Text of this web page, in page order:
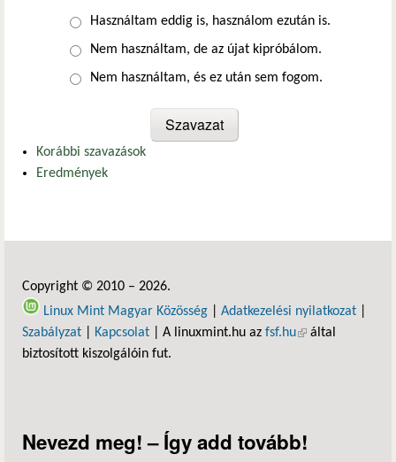
Választások
Használtam eddig is, használom ezután is.
Nem használtam, de az újat kipróbálom.
Nem használtam, és ez után sem fogom.
Korábbi szavazások
Eredmények
Copyright © 2010 – 2026.
Linux Mint Magyar Közösség
Adatkezelési nyilatkozat
Szabályzat
Kapcsolat | A linuxmint.hu az fsf.hu(külső hivatkozás)
által
biztosított kiszolgálóin fut.
Nevezd meg! – Így add tovább!